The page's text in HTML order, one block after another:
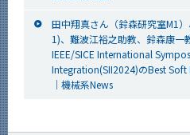
田中翔真さん（鈴森研究室M1
1)、難波江裕之助教、鈴森康一
IEEE/SICE International
Integration(SII2024)のBest
｜機械系News